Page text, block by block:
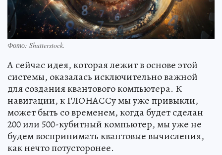
Фото: Shutterstock.
А сейчас идея, которая лежит в основе этой
системы, оказалась исключительно важной
для создания квантового компьютера. К
навигации, к ГЛОНАССу мы уже привыкли,
может быть со временем, когда будет сделан
200 или 500-кубитный компьютер, мы уже не
будем воспринимать квантовые вычисления,
как нечто потусторонее.